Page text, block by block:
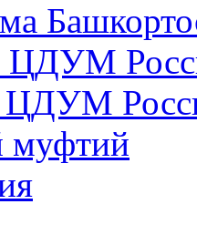
ЦДУМ
ЦДУМ
муфтий